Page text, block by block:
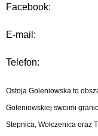
Facebook:
E-mail:
Telefon:
Ostoja Goleniowska to
Goleniowskiej swoimi
Stepnica, Wołczenica oraz